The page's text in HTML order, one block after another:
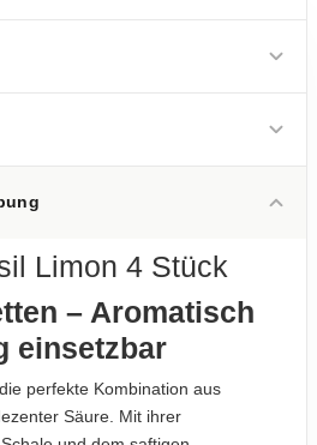
29 kcal
1.7 g
Angaben auf der jeweiligen
verbindlich.
Limon 4 Stück
– Aromatisch
einsetzbar
perfekte Kombination aus
Säure. Mit ihrer